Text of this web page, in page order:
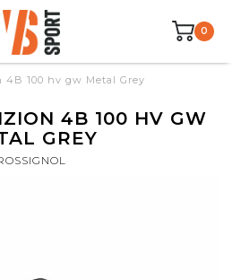
0
4B 100 hv gw Metal Grey
4B 100 HV GW
GREY